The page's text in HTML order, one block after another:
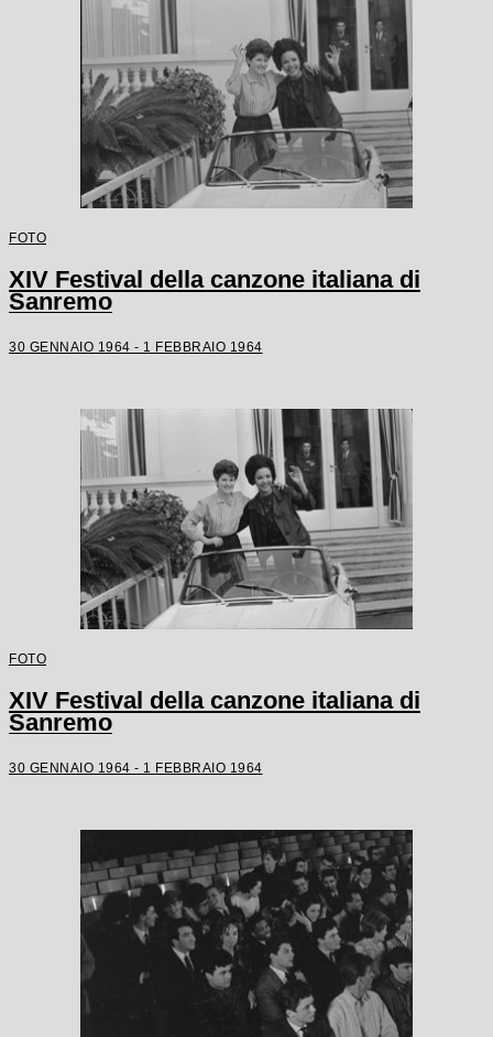
FOTO
XIV Festival della canzone italiana di
Sanremo
30 GENNAIO 1964 - 1 FEBBRAIO 1964
FOTO
XIV Festival della canzone italiana di
Sanremo
30 GENNAIO 1964 - 1 FEBBRAIO 1964